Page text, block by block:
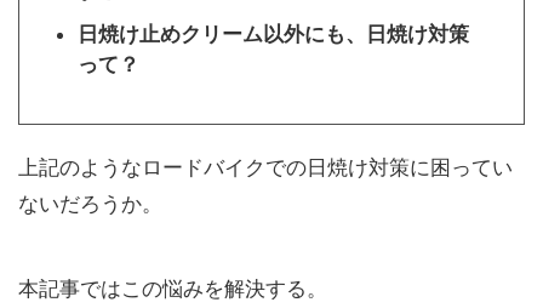
日焼け止めクリーム以外にも、日焼け対策
って？
上記のようなロードバイクでの日焼け対策に困ってい
ないだろうか。
本記事ではこの悩みを解決する。